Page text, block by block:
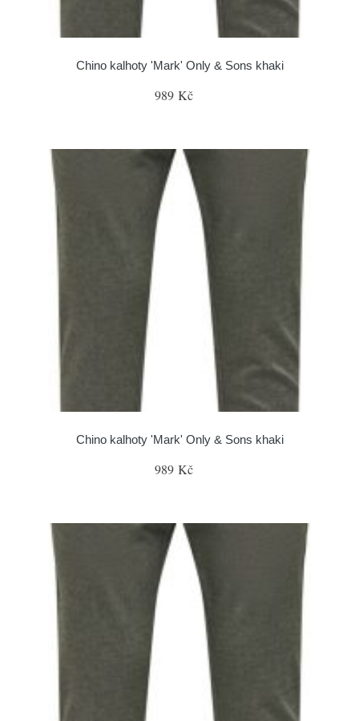
Chino kalhoty 'Mark' Only & Sons khaki
989 Kč
Chino kalhoty 'Mark' Only & Sons khaki
989 Kč